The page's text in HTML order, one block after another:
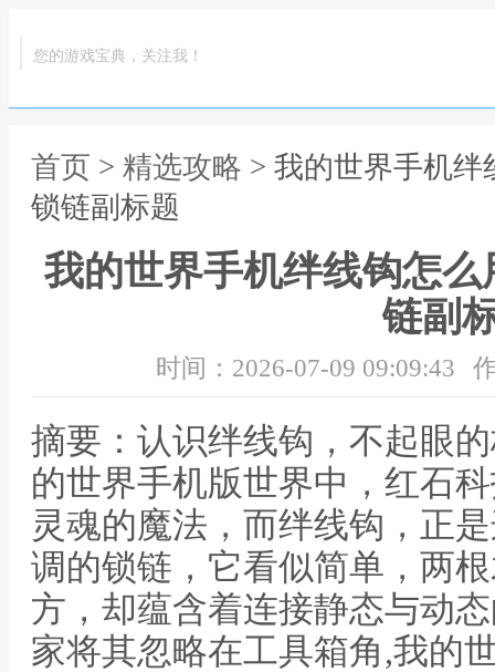
您的游戏宝典，关注我！
首页 > 精选攻略 > 我的世界手机
锁链副标题
我的世界手机绊线钩怎
链副
时间：2026-07-09 09:09:43
摘要：认识绊线钩，不起眼
的世界手机版世界中，红石
灵魂的魔法，而绊线钩，正
调的锁链，它看似简单，两
方，却蕴含着连接静态与动
家将其忽略在工具箱角,我的